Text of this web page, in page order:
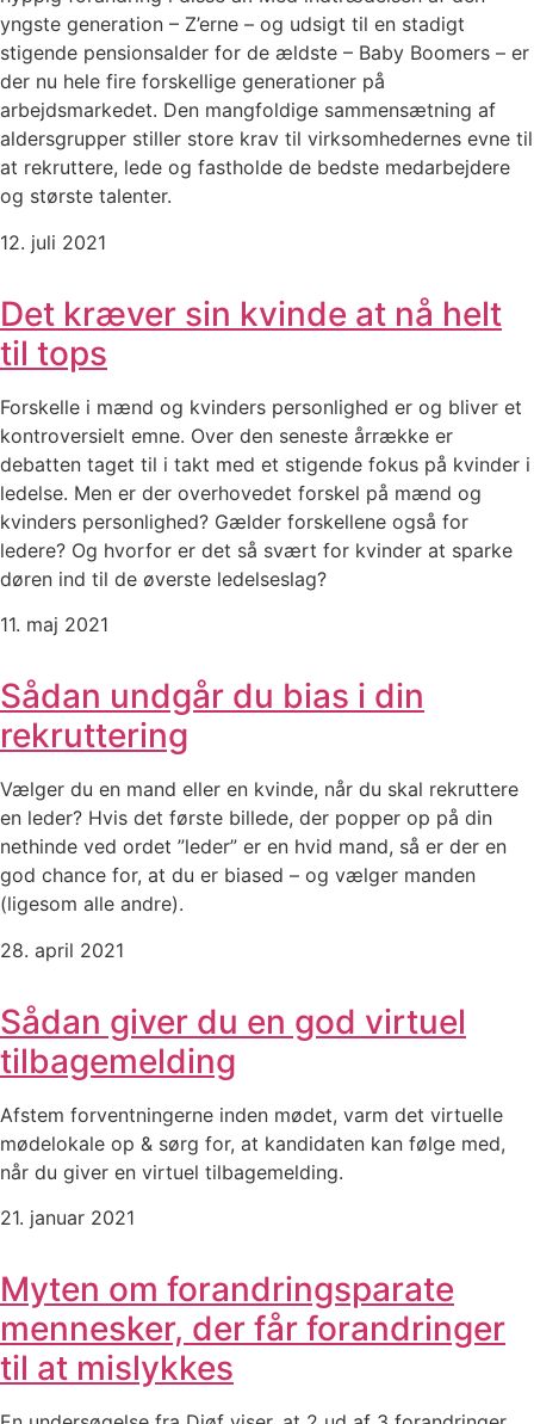
yngste generation – Z’erne – og udsigt til en stadigt
stigende pensionsalder for de ældste – Baby Boomers – er
der nu hele fire forskellige generationer på
arbejdsmarkedet. Den mangfoldige sammensætning af
aldersgrupper stiller store krav til virksomhedernes evne til
at rekruttere, lede og fastholde de bedste medarbejdere
og største talenter.
12. juli 2021
Det kræver sin kvinde at nå helt
til tops
Forskelle i mænd og kvinders personlighed er og bliver et
kontroversielt emne. Over den seneste årrække er
debatten taget til i takt med et stigende fokus på kvinder i
ledelse. Men er der overhovedet forskel på mænd og
kvinders personlighed? Gælder forskellene også for
ledere? Og hvorfor er det så svært for kvinder at sparke
døren ind til de øverste ledelseslag?
11. maj 2021
Sådan undgår du bias i din
rekruttering
Vælger du en mand eller en kvinde, når du skal rekruttere
en leder? Hvis det første billede, der popper op på din
nethinde ved ordet ”leder” er en hvid mand, så er der en
god chance for, at du er biased – og vælger manden
(ligesom alle andre).
28. april 2021
Sådan giver du en god virtuel
tilbagemelding
Afstem forventningerne inden mødet, varm det virtuelle
mødelokale op & sørg for, at kandidaten kan følge med,
når du giver en virtuel tilbagemelding.
21. januar 2021
Myten om forandringsparate
mennesker, der får forandringer
til at mislykkes